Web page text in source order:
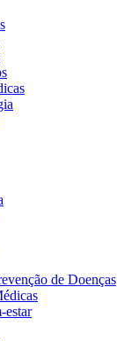
de Doenças
estar